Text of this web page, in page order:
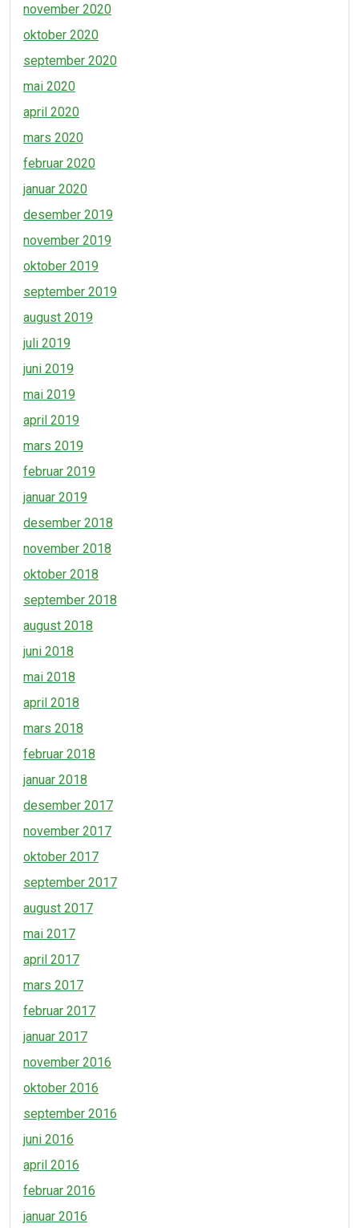
november 2020
oktober 2020
september 2020
mai 2020
april 2020
mars 2020
februar 2020
januar 2020
desember 2019
november 2019
oktober 2019
september 2019
august 2019
juli 2019
juni 2019
mai 2019
april 2019
mars 2019
februar 2019
januar 2019
desember 2018
november 2018
oktober 2018
september 2018
august 2018
juni 2018
mai 2018
april 2018
mars 2018
februar 2018
januar 2018
desember 2017
november 2017
oktober 2017
september 2017
august 2017
mai 2017
april 2017
mars 2017
februar 2017
januar 2017
november 2016
oktober 2016
september 2016
juni 2016
april 2016
februar 2016
januar 2016